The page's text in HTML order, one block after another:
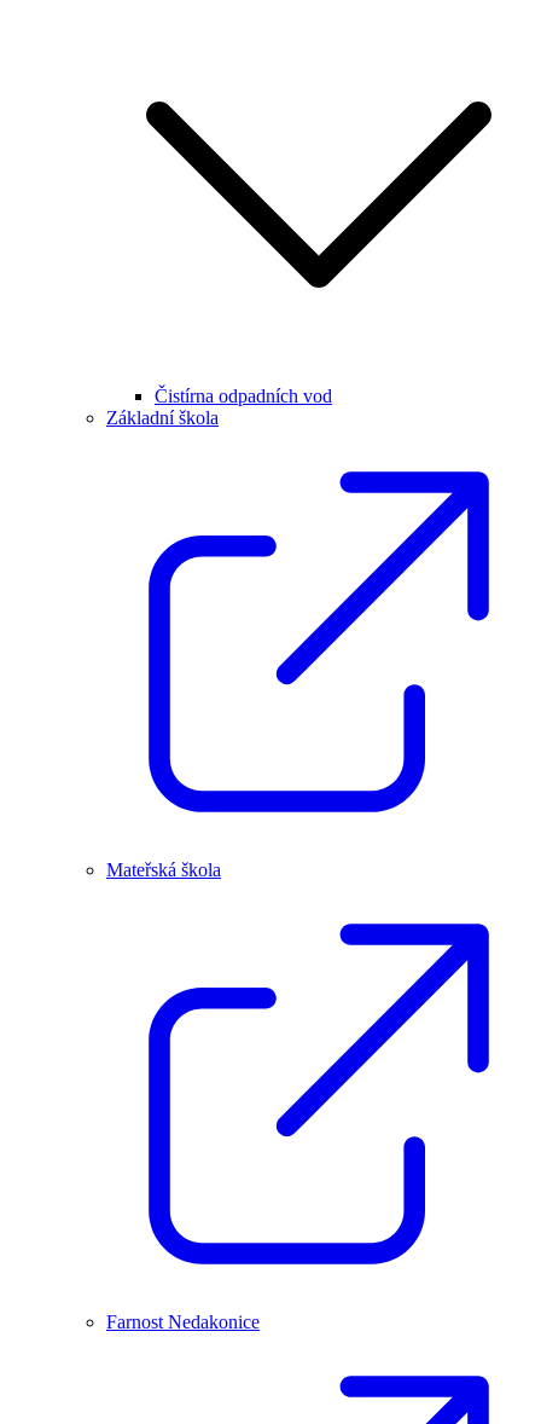
Čistírna odpadních vod
Základní škola
Mateřská škola
Farnost Nedakonice